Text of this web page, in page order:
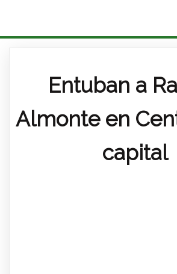
Entuban a
Almonte en
capital